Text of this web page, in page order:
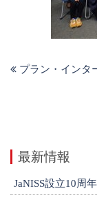
プラン・インタ
最新情報
JaNISS設立10周